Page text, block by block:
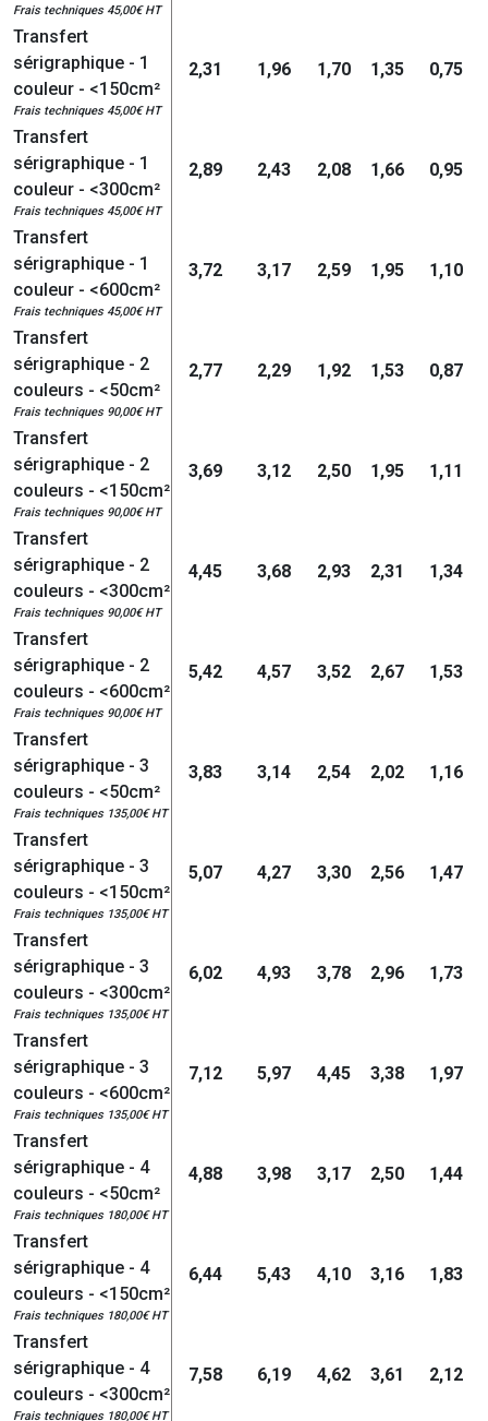
Frais techniques 45,00€ HT
Transfert
sérigraphique - 1
couleur - <150cm²
Frais techniques 45,00€ HT
2,31 1,96 1,70 1,35 0,75
Transfert
sérigraphique - 1
couleur - <300cm²
Frais techniques 45,00€ HT
2,89 2,43 2,08 1,66 0,95
Transfert
sérigraphique - 1
couleur - <600cm²
Frais techniques 45,00€ HT
3,72 3,17 2,59 1,95 1,10
Transfert
sérigraphique - 2
couleurs - <50cm²
Frais techniques 90,00€ HT
2,77 2,29 1,92 1,53 0,87
Transfert
sérigraphique - 2
couleurs - <150cm²
Frais techniques 90,00€ HT
3,69 3,12 2,50 1,95 1,11
Transfert
sérigraphique - 2
couleurs - <300cm²
Frais techniques 90,00€ HT
4,45 3,68 2,93 2,31 1,34
Transfert
sérigraphique - 2
couleurs - <600cm²
Frais techniques 90,00€ HT
5,42 4,57 3,52 2,67 1,53
Transfert
sérigraphique - 3
couleurs - <50cm²
Frais techniques 135,00€ HT
3,83 3,14 2,54 2,02 1,16
Transfert
sérigraphique - 3
couleurs - <150cm²
Frais techniques 135,00€ HT
5,07 4,27 3,30 2,56 1,47
Transfert
sérigraphique - 3
couleurs - <300cm²
Frais techniques 135,00€ HT
6,02 4,93 3,78 2,96 1,73
Transfert
sérigraphique - 3
couleurs - <600cm²
Frais techniques 135,00€ HT
7,12 5,97 4,45 3,38 1,97
Transfert
sérigraphique - 4
couleurs - <50cm²
Frais techniques 180,00€ HT
4,88 3,98 3,17 2,50 1,44
Transfert
sérigraphique - 4
couleurs - <150cm²
Frais techniques 180,00€ HT
6,44 5,43 4,10 3,16 1,83
Transfert
sérigraphique - 4
couleurs - <300cm²
Frais techniques 180,00€ HT
7,58 6,19 4,62 3,61 2,12